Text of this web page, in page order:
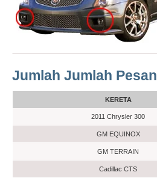
Jumlah Jumlah
KERETA
2011 Chrysler 300
GM EQUINOX
GM TERRAIN
Cadillac CTS